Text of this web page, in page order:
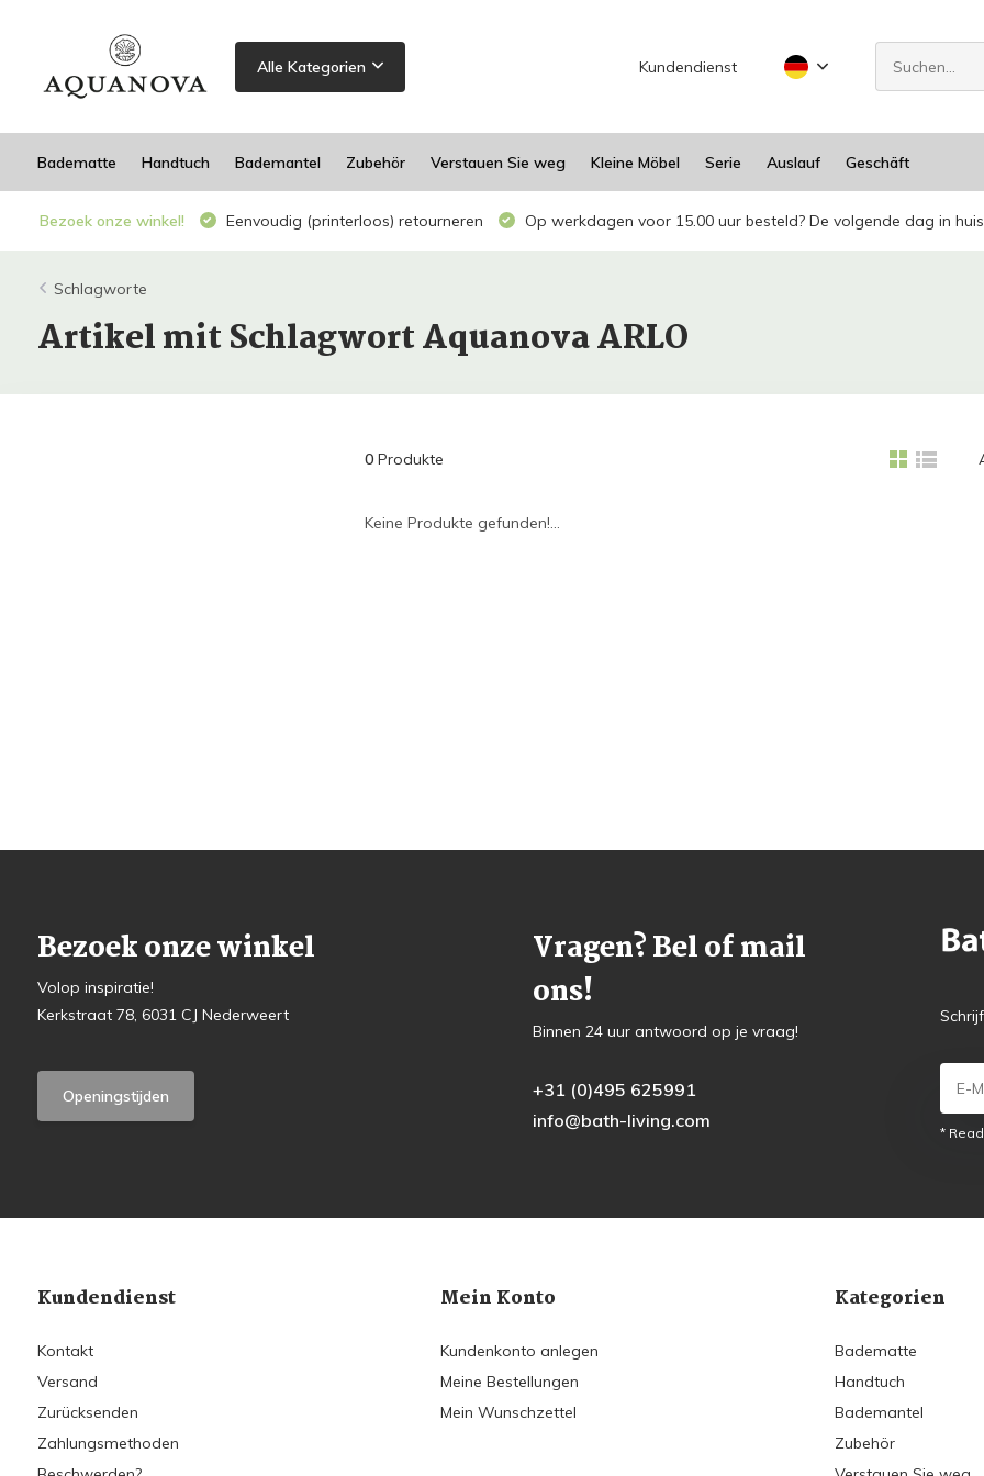
Alle Kategorien Kundendienst
Badematte Handtuch Bademantel Zubehör Verstauen Sie weg Kleine Möbel Serie Auslauf Geschäft
Bezoek onze winkel! Eenvoudig (printerloos) retourneren Op werkdagen voor 15.00 uur besteld? De volgende dag in
Schlagworte
Artikel mit Schlagwort Aquanova ARLO
0Produkte
Keine Produkte gefunden!...
Bezoek onze winkel
Volop inspiratie!
Kerkstraat 78, 6031 CJ Nederweert
Openingstijden
Vragen? Bel of mail
ons!
Binnen 24 uur antwoord op je vraag!
+31 (0)495 625991
info@bath-living.com
*
Kundendienst
Kontakt
Versand
Zurücksenden
Zahlungsmethoden
Mein Konto
Kundenkonto anlegen
Meine Bestellungen
Mein Wunschzettel
Kategorien
Badematte
Handtuch
Bademantel
Zubehör